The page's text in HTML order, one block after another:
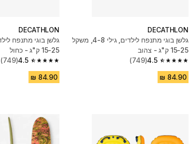
DECATHLON
גלשן בוגי מתנפח לילדים, גילי 4-8, משקל
15-25 ק"ג - צהוב
4.5
4.5 out of 5 stars from 749 reviews
(749)
DECATHLON
15-25 ק"ג - כחול
4.5
4.5 out of 5 stars from 749 reviews
(749)